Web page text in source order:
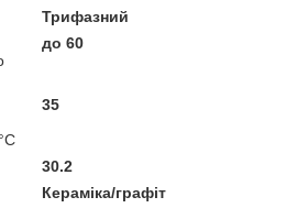
Трифазний
до 60
35
30.2
Кераміка/графіт